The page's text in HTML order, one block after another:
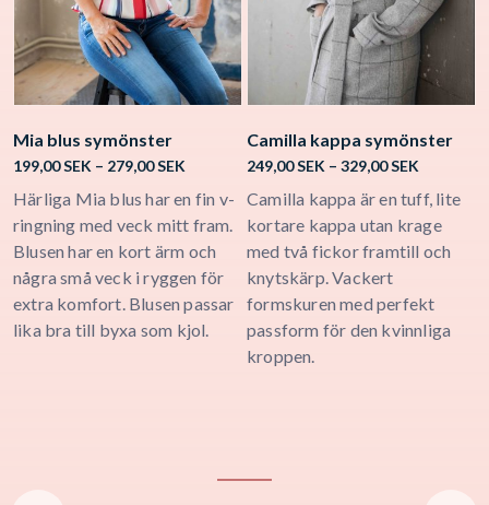
Mia blus symönster
199,00SEK – 279,00SEK
199,00 SEK
through
279,00 SEK
Härliga Mia blus har en fin v-
ringning med veck mitt fram.
Blusen har en kort ärm och
några små veck i ryggen för
extra komfort. Blusen passar
lika bra till byxa som kjol.
Camilla kappa symönster
249,00SEK – 329,00SEK
249,00
through
329,00
Camilla kappa är en tuff, lite
kortare kappa utan krage
med två fickor framtill och
knytskärp. Vackert
formskuren med perfekt
passform för den kvinnliga
kroppen.